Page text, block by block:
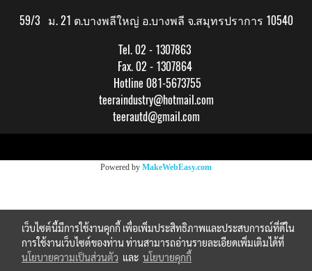
59/3 ม. 21 ต.บางพลีใหญ่ อ.บางพลี จ.สมุทรปราการ 10540
Tel. 02 - 1307863
Fax. 02 - 1307864
Hotline 081-5673755
teeraindustry@hotmail.com
teerautd@gmail.com
Powered by MakeWebEasy.com
เว็บไซต์นี้มีการใช้งานคุกกี้ เพื่อเพิ่มประสิทธิภาพและประสบการณ์ที่ดีใน
การใช้งานเว็บไซต์ของท่าน ท่านสามารถอ่านรายละเอียดเพิ่มเติมได้ที่
นโยบายความเป็นส่วนตัว และ นโยบายคุกกี้